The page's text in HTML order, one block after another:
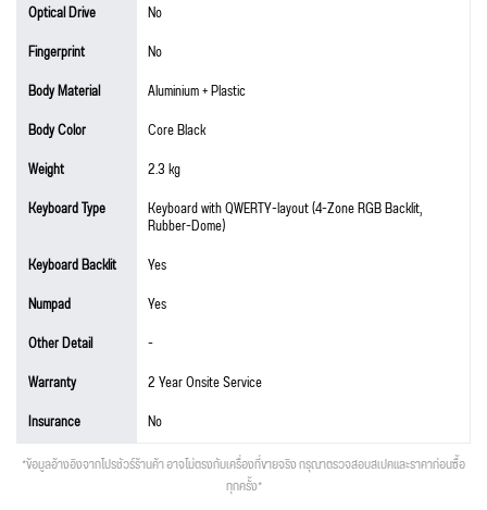
Optical Drive
No
Fingerprint
No
Body Material
Aluminium + Plastic
Body Color
Core Black
Weight
2.3 kg
Keyboard Type
Keyboard with QWERTY-layout (4-Zone RGB Backlit,
Rubber-Dome)
Keyboard Backlit
Yes
Numpad
Yes
Other Detail
-
Warranty
2 Year Onsite Service
Insurance
No
*ข้อมูลอ้างอิงจากโปรชัวร์ร้านค้า อาจไม่ตรงกับเครื่องที่ขายจริง กรุณาตรวจสอบสเปคและราคาก่อนซื้อ
ทุกครั้ง*